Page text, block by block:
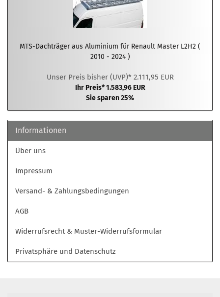
MTS-Dachträger aus Aluminium für Renault Master L2H2 (
2010 - 2024 )
Unser Preis bisher (UVP)* 2.111,95 EUR
Ihr Preis* 1.583,96 EUR
Sie sparen 25%
Informationen
Über uns
Impressum
Versand- & Zahlungsbedingungen
AGB
Widerrufsrecht & Muster-Widerrufsformular
Privatsphäre und Datenschutz